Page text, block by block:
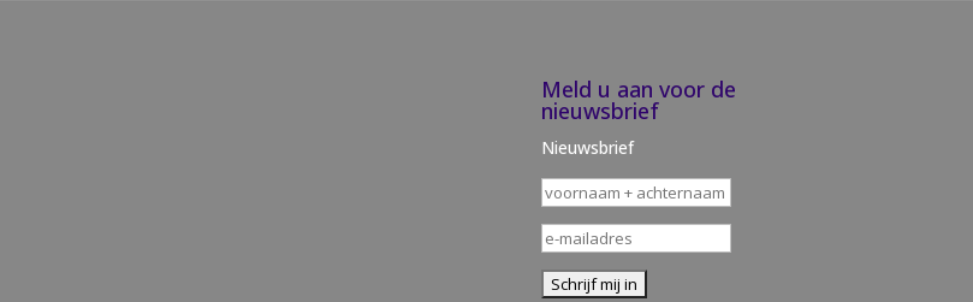
Meld u aan voor de
nieuwsbrief
Nieuwsbrief